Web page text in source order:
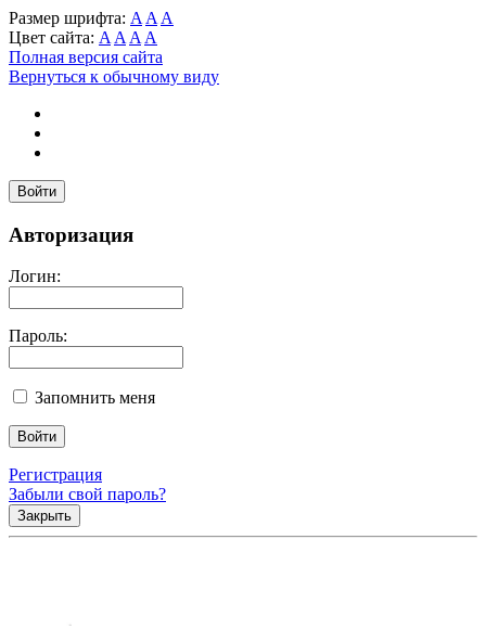
Размер шрифта: A A A
Цвет сайта: A A A A
Полная версия сайта
Вернуться к обычному виду
Войти
Авторизация
Логин:
Пароль:
Запомнить меня
Регистрация
Забыли свой пароль?
Закрыть